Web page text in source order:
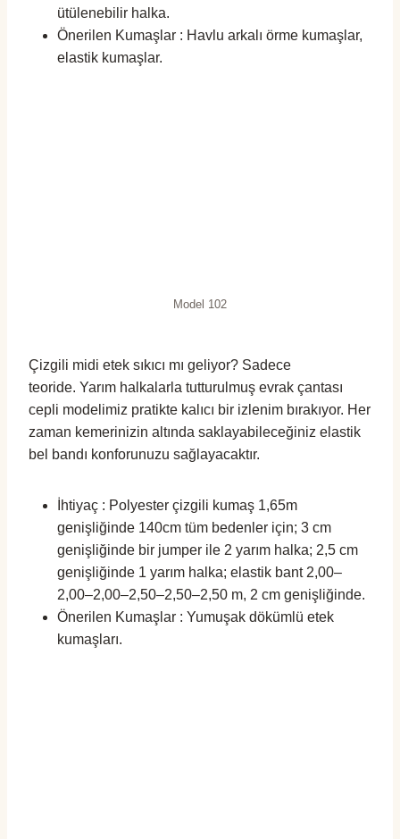
ütülenebilir halka.
Önerilen Kumaşlar : Havlu arkalı örme kumaşlar,
elastik kumaşlar.
Model 102
Çizgili midi etek sıkıcı mı geliyor? Sadece
teoride. Yarım halkalarla tutturulmuş evrak çantası
cepli modelimiz pratikte kalıcı bir izlenim bırakıyor. Her
zaman kemerinizin altında saklayabileceğiniz elastik
bel bandı konforunuzu sağlayacaktır.
İhtiyaç : Polyester çizgili kumaş 1,65m
genişliğinde 140cm tüm bedenler için; 3 cm
genişliğinde bir jumper ile 2 yarım halka; 2,5 cm
genişliğinde 1 yarım halka; elastik bant 2,00–
2,00–2,00–2,50–2,50–2,50 m, 2 cm genişliğinde.
Önerilen Kumaşlar : Yumuşak dökümlü etek
kumaşları.